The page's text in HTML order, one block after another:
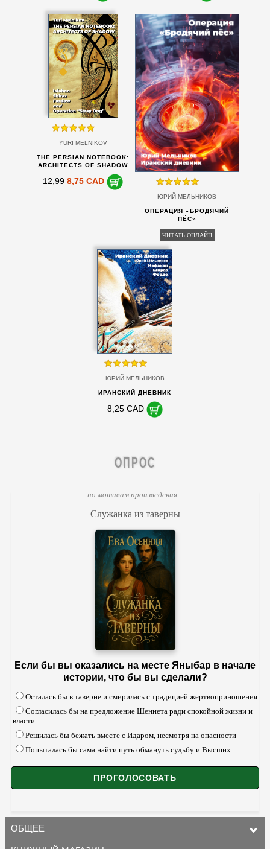
YURI MELNIKOV
THE PERSIAN NOTEBOOK:
ARCHITECTS OF SHADOW
12,99 8,75 CAD
ЮРИЙ МЕЛЬНИКОВ
ОПЕРАЦИЯ «БРОДЯЧИЙ
ПЁС»
ЧИТАТЬ ОНЛАЙН
ЮРИЙ МЕЛЬНИКОВ
ИРАНСКИЙ ДНЕВНИК
8,25 CAD
ОПРОС
по мотивам произведения...
Служанка из таверны
Если бы вы оказались на месте Яныбар в начале
истории, что бы вы сделали?
Осталась бы в таверне и смирилась с традицией жертвоприношения
Согласилась бы на предложение Шеннета ради спокойной жизни и
власти
Решилась бы бежать вместе с Идаром, несмотря на опасности
Попыталась бы сама найти путь обмануть судьбу и Высших
ОБЩЕЕ